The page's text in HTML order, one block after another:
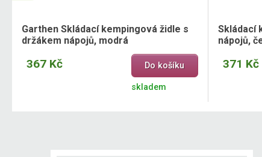
Garthen Skládací kempingová židle s
držákem nápojů, modrá
367 Kč Do košíku
skladem
Skládací
nápojů,
371 Kč